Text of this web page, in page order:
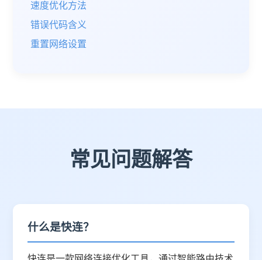
速度优化方法
错误代码含义
重置网络设置
常见问题解答
什么是快连？